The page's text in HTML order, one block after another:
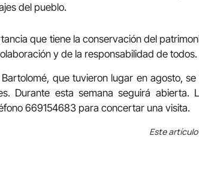
del pueblo.
que tiene la conservación del
y de la responsabilidad de todos.
que tuvieron lugar en agosto,
Durante esta semana seguirá abierta.
669154683 para concertar una visita.
Este artículo